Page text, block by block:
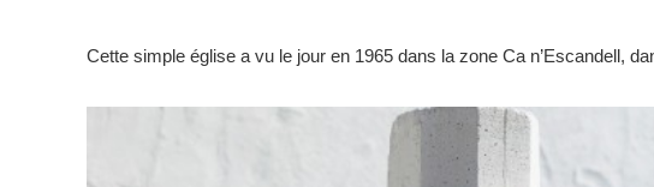
Cette simple église a vu le jour en 1965 dans la zone Ca n’Escandell,